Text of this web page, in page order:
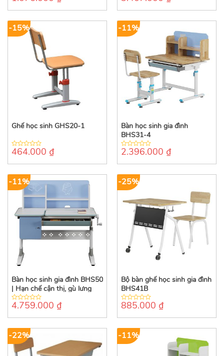
of
of
-15%
Ghế học sinh GHS20-1
0
of
464.000 ₫
-11%
Bàn học sinh gia đình
BHS31-4
0
of
2.396.000 ₫
-11%
Bàn học sinh gia đình BHS50
| Hạn chế cận thị, gù lưng
0
of
4.759.000 ₫
-25%
Bộ bàn ghế học sinh gia đình
BHS41B
0
of
885.000 ₫
-22% -11%